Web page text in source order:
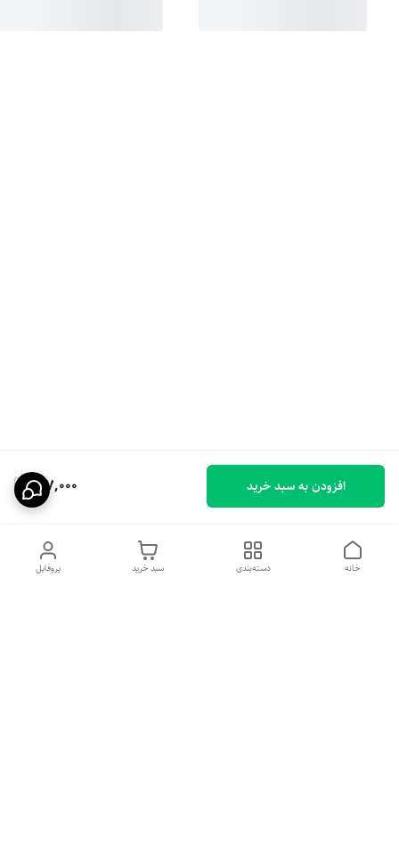
127,000 افزودن به سبد خرید
پروفایل سبد خرید دسته‌بندی خانه